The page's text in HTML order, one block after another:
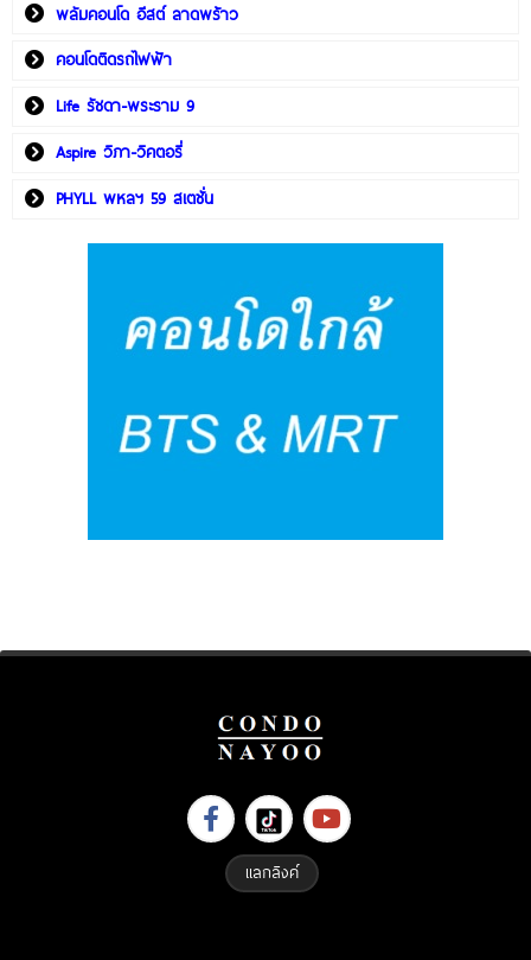
พลัมคอนโด อีสต์ ลาดพร้าว
คอนโดติดรถไฟฟ้า
Life รัชดา-พระราม 9
Aspire วิภา-วิคตอรี่
PHYLL พหลฯ 59 สเตชั่น
แลกลิงค์